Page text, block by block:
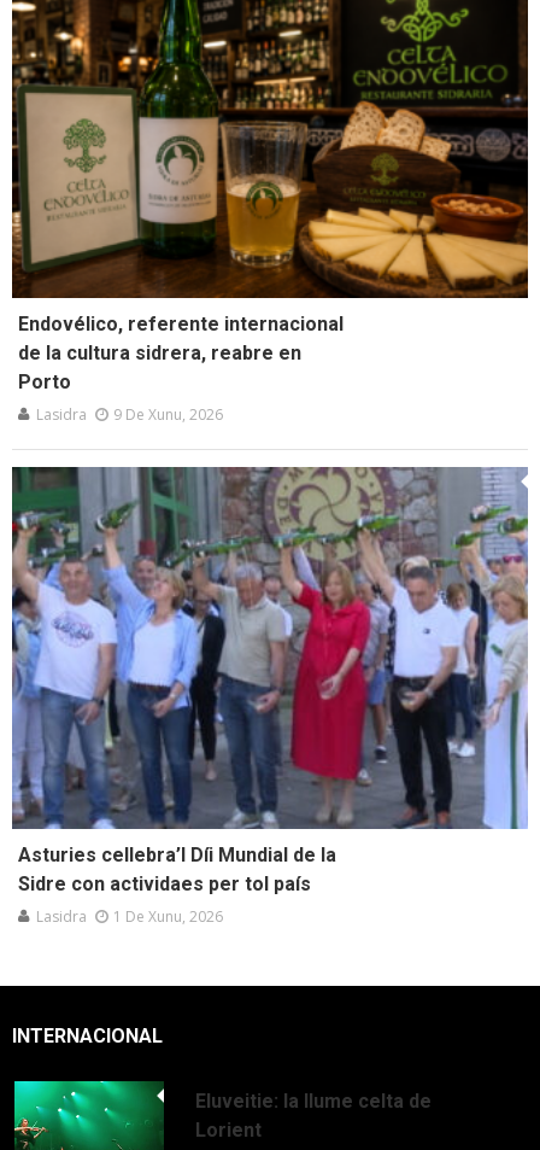
Endovélico, referente internacional
de la cultura sidrera, reabre en
Porto
Lasidra 9 De Xunu, 2026
Asturies cellebra’l Díi Mundial de la
Sidre con actividaes per tol país
Lasidra 1 De Xunu, 2026
INTERNACIONAL
Eluveitie: la llume celta de
Lorient